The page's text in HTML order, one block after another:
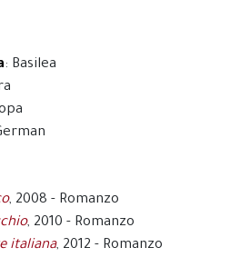
: Basilea
, 2008 - Romanzo
, 2010 - Romanzo
italiana, 2012 - Romanzo